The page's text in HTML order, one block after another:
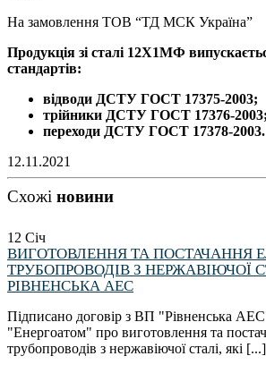
На замовлення ТОВ “ТД МСК Україна”
Продукція зі сталі 12Х1МФ
стандартів:
відводи ДСТУ ГОСТ 17375-2003;
трійники ДСТУ ГОСТ 17376-2003;
переходи ДСТУ ГОСТ 17378-2003.
12.11.2021
Схожі новини
12 Січ
ВИГОТОВЛЕННЯ ТА ПОСТАЧАННЯ
ТРУБОПРОВОДІВ З НЕРЖАВІЮЧОЇ
РІВНЕНСЬКА АЕС
Підписано договір з ВП "Рівненська
"Енергоатом" про виготовлення та
трубопроводів з нержавіючої сталі, які [...]